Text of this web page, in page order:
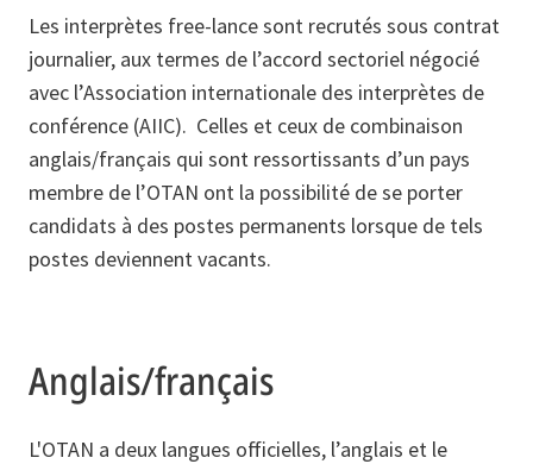
Les interprètes free-lance sont recrutés sous contrat
journalier, aux termes de l’accord sectoriel négocié
avec l’Association internationale des interprètes de
conférence (AIIC). Celles et ceux de combinaison
anglais/français qui sont ressortissants d’un pays
membre de l’OTAN ont la possibilité de se porter
candidats à des postes permanents lorsque de tels
postes deviennent vacants.
Anglais/français
L'OTAN a deux langues officielles, l’anglais et le